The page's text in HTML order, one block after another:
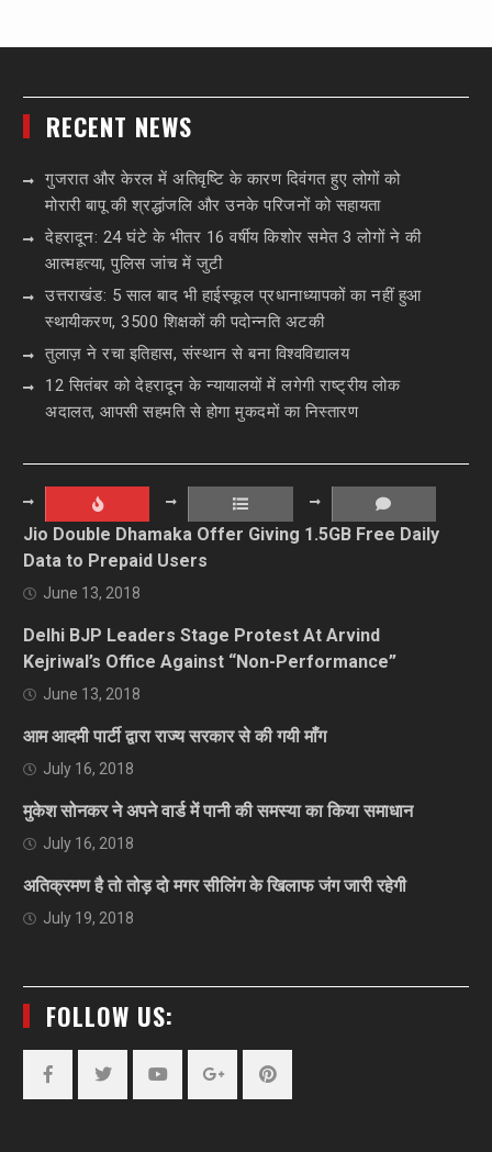
RECENT NEWS
गुजरात और केरल में अतिवृष्टि के कारण दिवंगत हुए लोगों को
मोरारी बापू की श्रद्धांजलि और उनके परिजनों को सहायता
देहरादून: 24 घंटे के भीतर 16 वर्षीय किशोर समेत 3 लोगों ने की
आत्महत्या, पुलिस जांच में जुटी
उत्तराखंड: 5 साल बाद भी हाईस्कूल प्रधानाध्यापकों का नहीं हुआ
स्थायीकरण, 3500 शिक्षकों की पदोन्नति अटकी
तुलाज़ ने रचा इतिहास, संस्थान से बना विश्वविद्यालय
12 सितंबर को देहरादून के न्यायालयों में लगेगी राष्ट्रीय लोक
अदालत, आपसी सहमति से होगा मुकदमों का निस्तारण
Jio Double Dhamaka Offer Giving 1.5GB Free Daily
Data to Prepaid Users
June 13, 2018
Delhi BJP Leaders Stage Protest At Arvind
Kejriwal’s Office Against “Non-Performance”
June 13, 2018
आम आदमी पार्टी द्वारा राज्य सरकार से की गयी माँग
July 16, 2018
मुकेश सोनकर ने अपने वार्ड में पानी की समस्या का किया समाधान
July 16, 2018
अतिक्रमण है तो तोड़ दो मगर सीलिंग के खिलाफ जंग जारी रहेगी
July 19, 2018
FOLLOW US: